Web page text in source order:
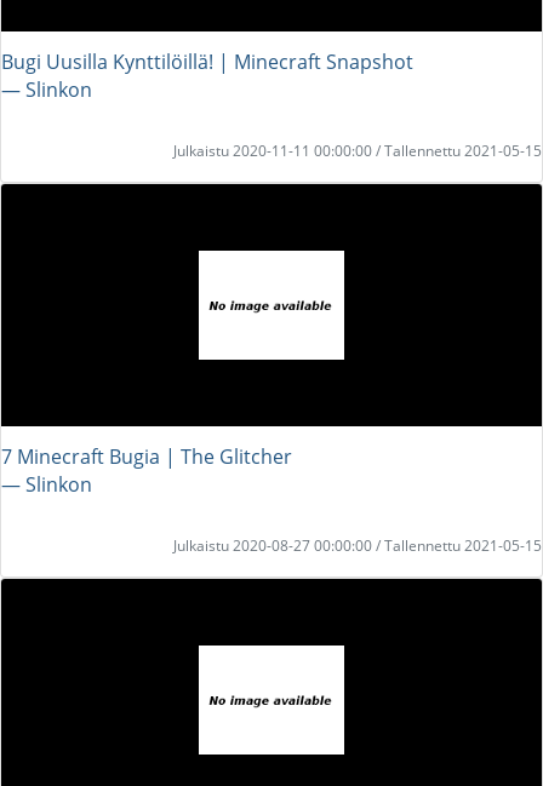
Bugi Uusilla Kynttilöillä! | Minecraft Snapshot
― Slinkon
Julkaistu 2020-11-11 00:00:00 / Tallennettu 2021-05-15
7 Minecraft Bugia | The Glitcher
― Slinkon
Julkaistu 2020-08-27 00:00:00 / Tallennettu 2021-05-15